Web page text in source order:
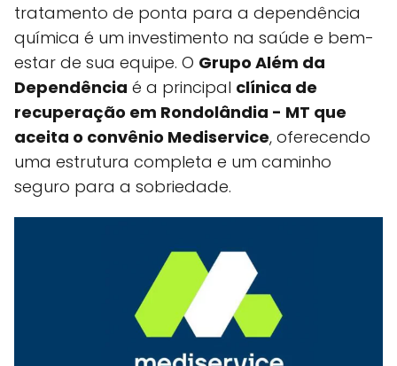
tratamento de ponta para a dependência
química é um investimento na saúde e bem-
estar de sua equipe. O Grupo Além da
Dependência é a principal clínica de
recuperação em Rondolândia - MT que
aceita o convênio Mediservice, oferecendo
uma estrutura completa e um caminho
seguro para a sobriedade.